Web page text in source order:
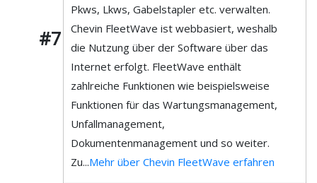
#7
Pkws, Lkws, Gabelstapler etc. verwalten.
Chevin FleetWave ist webbasiert, weshalb
die Nutzung über der Software über das
Internet erfolgt. FleetWave enthält
zahlreiche Funktionen wie beispielsweise
Funktionen für das Wartungsmanagement,
Unfallmanagement,
Dokumentenmanagement und so weiter.
Zu...Mehr über Chevin FleetWave erfahren